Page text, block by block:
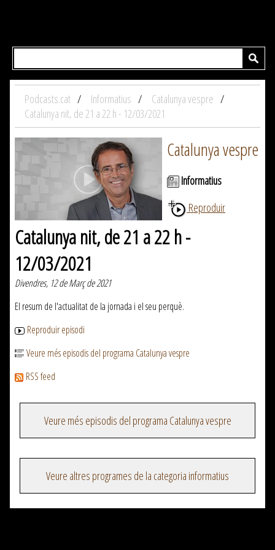
Podcasts.cat Informatius
Catalunya vespre
Catalunya nit, de 21 a 22 h - 12/03/2021
Catalunya vespre
Informatius
Reproduir
Catalunya nit, de 21 a 22 h -
12/03/2021
Divendres, 12 de Març de 2021
El resum de l'actualitat de la jornada i el seu perquè.
Reproduir episodi
Veure més episodis del programa Catalunya vespre
RSS feed
Veure més episodis del programa Catalunya vespre
Veure altres programes de la categoria informatius